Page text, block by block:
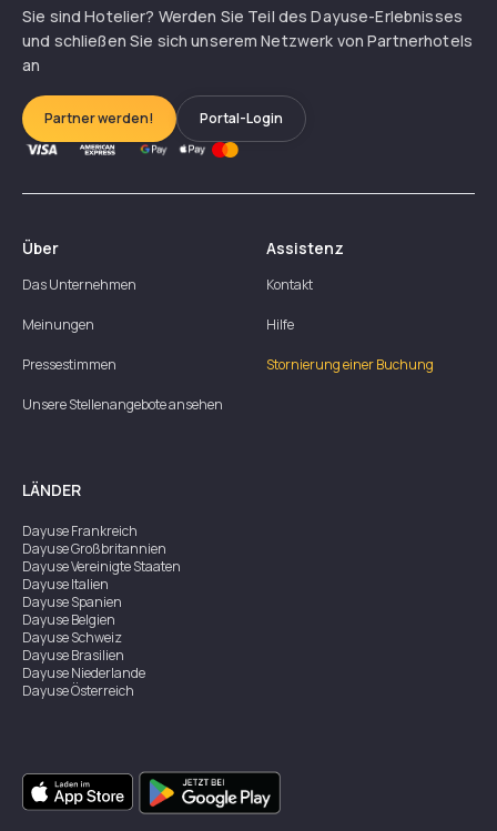
Sie sind Hotelier? Werden Sie Teil des Dayuse-Erlebnisses
und schließen Sie sich unserem Netzwerk von Partnerhotels
an
Partner werden! Portal-Login
Über
Das Unternehmen
Meinungen
Pressestimmen
Unsere Stellenangebote ansehen
Assistenz
Kontakt
Hilfe
Stornierung einer Buchung
LÄNDER
DayuseFrankreich
DayuseGroßbritannien
DayuseVereinigte Staaten
DayuseItalien
DayuseSpanien
DayuseBelgien
DayuseSchweiz
DayuseBrasilien
DayuseNiederlande
DayuseÖsterreich
DayuseSingapur
DayuseZweden
DayuseThailand